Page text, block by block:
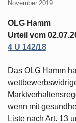
November 2019
OLG Hamm
Urteil vom
4 U 142/18
Das OLG Hamm
wenn mit
Liste nach Art. 13